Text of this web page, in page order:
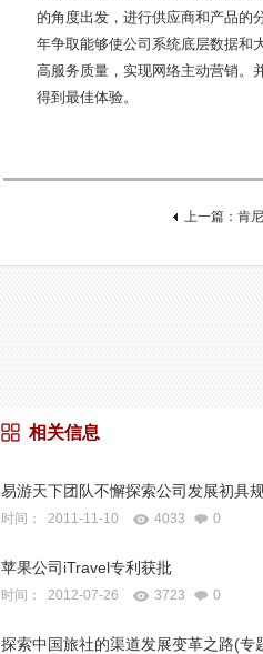
的角度出发，进行供应商和产品的
年争取能够使公司系统底层数据和
高服务质量，实现网络主动营销。
得到最佳体验。
上一篇：肯
相关信息
易游天下团队不懈探索公司发展初具
时间： 2011-11-10 4033 0
苹果公司iTravel专利获批
时间： 2012-07-26 3723 0
探索中国旅社的渠道发展变革之路(专